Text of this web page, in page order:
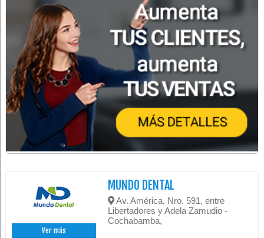
Ver más
MUNDO DENTAL
Av. América, Nro. 591, entre
Libertadores y Adela Zamudio -
Cochabamba,